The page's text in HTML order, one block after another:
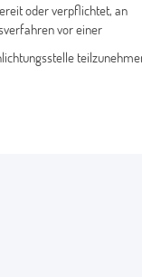
oder verpflichtet, an
vor einer